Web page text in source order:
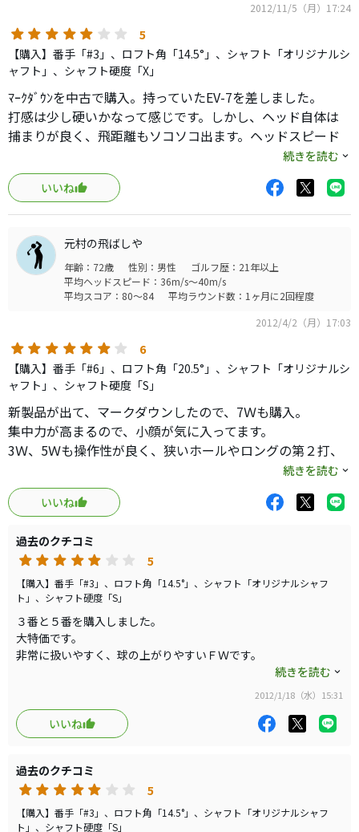
2012/11/5（月）17:24
5
【購入】番手「#3」、ロフト角「14.5°」、シャフト「オリジナルシ
ャフト」、シャフト硬度「X」
ﾏｰｸﾀﾞｳﾝを中古で購入。持っていたEV-7を差しました。
打感は少し硬いかなって感じです。しかし、ヘッド自体は
捕まりが良く、飛距離もソコソコ出ます。ヘッドスピード
が速く、フェアウェイウッドが不得意な方にはオススメで
す。
続きを読む
いいね
元村の飛ばしや
年齢：72歳 性別：男性
ゴルフ歴：21年以上
平均ヘッドスピード：36m/s～40m/s
平均スコア：80～84
平均ラウンド数：1ヶ月に2回程度
2012/4/2（月）17:03
6
【購入】番手「#6」、ロフト角「20.5°」、シャフト「オリジナルシ
ャフト」、シャフト硬度「S」
新製品が出て、マークダウンしたので、7Ｗも購入。
集中力が高まるので、小顔が気に入ってます。
3Ｗ、5Ｗも操作性が良く、狭いホールやロングの第２打、
210ｙ〜220ｙのショートホール重宝しています。
ただ、少し軽めなので、手元に3ｇとヘッドに2ｇ鉛を貼っ
ていますが、扱いやすいＦＷです。
続きを読む
いいね
過去のクチコミ
5
【購入】番手「#3」、ロフト角「14.5°」、シャフト「オリジナルシャフ
ト」、シャフト硬度「S」
３番と５番を購入しました。
大特価です。
非常に扱いやすく、球の上がりやすいＦＷです。
シャフトは、オリジナルでモトーレとＶＧがありますが、前に書
き込んだように、シャフトによって重量が違いますし、振りやす
さも違ってきますので、先ずはドライバーの重量から考えること
も必要と思います。
ＦＷが苦手な方は試してみてはいかがでしょう。
続きを読む
2012/1/18（水）15:31
いいね
過去のクチコミ
5
【購入】番手「#3」、ロフト角「14.5°」、シャフト「オリジナルシャフ
ト」、シャフト硬度「S」